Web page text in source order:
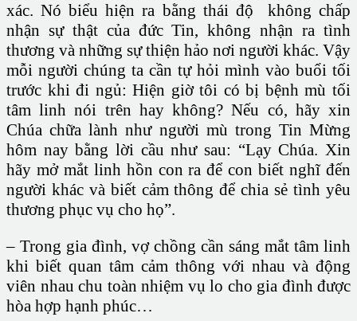
xác. Nó biểu hiện ra bằng thái độ không chấp
nhận sự thật của đức Tin, không nhận ra tình
thương và những sự thiện hảo nơi người khác. Vậy
mỗi người chúng ta cần tự hỏi mình vào buổi tối
trước khi đi ngủ: Hiện giờ tôi có bị bệnh mù tối
tâm linh nói trên hay không? Nếu có, hãy xin
Chúa chữa lành như người mù trong Tin Mừng
hôm nay bằng lời cầu như sau: “Lạy Chúa. Xin
hãy mở mắt linh hồn con ra để con biết nghĩ đến
người khác và biết cảm thông để chia sẻ tình yêu
thương phục vụ cho họ”.
– Trong gia đình, vợ chồng cần sáng mắt tâm linh
khi biết quan tâm cảm thông với nhau và động
viên nhau chu toàn nhiệm vụ lo cho gia đình được
hòa hợp hạnh phúc…